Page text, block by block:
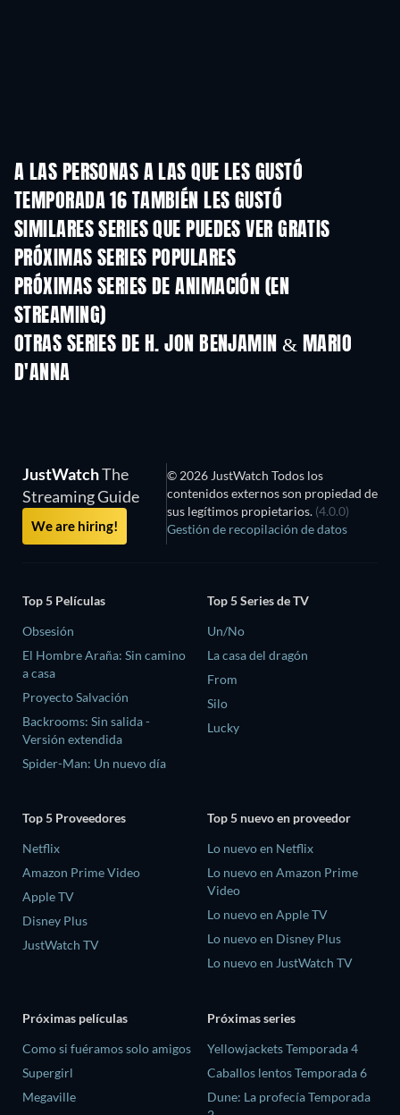
A LAS PERSONAS A LAS QUE LES GUSTÓ
TEMPORADA 16 TAMBIÉN LES GUSTÓ
TV TV
SIMILARES SERIES QUE PUEDES VER GRATIS
TV TV
PRÓXIMAS SERIES POPULARES
TV
PRÓXIMAS SERIES DE ANIMACIÓN (EN
STREAMING)Temporada 2
OTRAS SERIES DE H. JON BENJAMIN & MARIO
D'ANNA
JustWatchThe
Streaming Guide
We are hiring!
© 2026 JustWatch Todos los
contenidos externos son propiedad de
sus legítimos propietarios. (4.0.0)
Gestión de recopilación de datos
Top 5 Películas
Obsesión
El Hombre Araña: Sin camino
a casa
Proyecto Salvación
Backrooms: Sin salida -
Versión extendida
Spider-Man: Un nuevo día
Top 5 Series de TV
Un/No
La casa del dragón
From
Silo
Lucky
Top 5 Proveedores
Netflix
Amazon Prime Video
Apple TV
Disney Plus
JustWatch TV
Top 5 nuevo en proveedor
Lo nuevo en Netflix
Lo nuevo en Amazon Prime
Video
Lo nuevo en Apple TV
Lo nuevo en Disney Plus
Lo nuevo en JustWatch TV
Próximas películas
Como si fuéramos solo amigos
Supergirl
Megaville
Próximas series
Yellowjackets Temporada 4
Caballos lentos Temporada 6
Dune: La profecía Temporada